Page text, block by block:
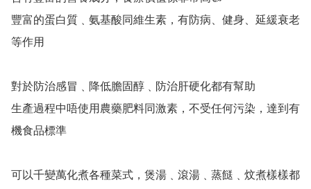
豐富的蛋白質﹑氨基酸同維生素，有防病、健身、延緩衰老
等作用
對於防治感冒﹑降低膽固醇﹑防治肝硬化都有幫助
生產過程中唔使用農藥肥料同激素，不受任何污染，達到有
機食品標準
可以千變萬化煮各種菜式，煲湯﹑滾湯﹑蒸餸﹑炆煮樣樣都